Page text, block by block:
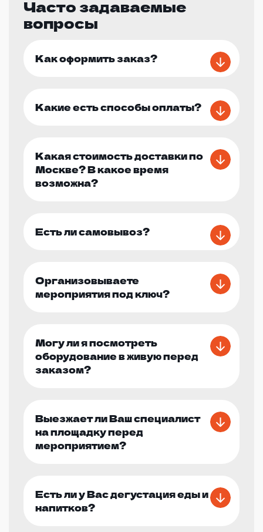
Часто задаваемые
вопросы
Как оформить заказ?
Какие есть способы оплаты?
Какая стоимость доставки по
Москве? В какое время
возможна?
Есть ли самовывоз?
Организовываете
мероприятия под ключ?
Могу ли я посмотреть
оборудование в живую перед
заказом?
Выезжает ли Ваш специалист
на площадку перед
мероприятием?
Есть ли у Вас дегустация еды и
напитков?